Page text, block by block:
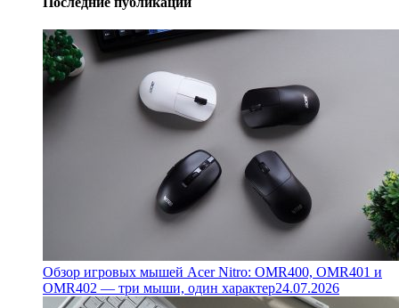
Обзор игровых мышей Acer Nitro: OMR400, OMR401 и
OMR402 — три мыши, один характер24.07.2026